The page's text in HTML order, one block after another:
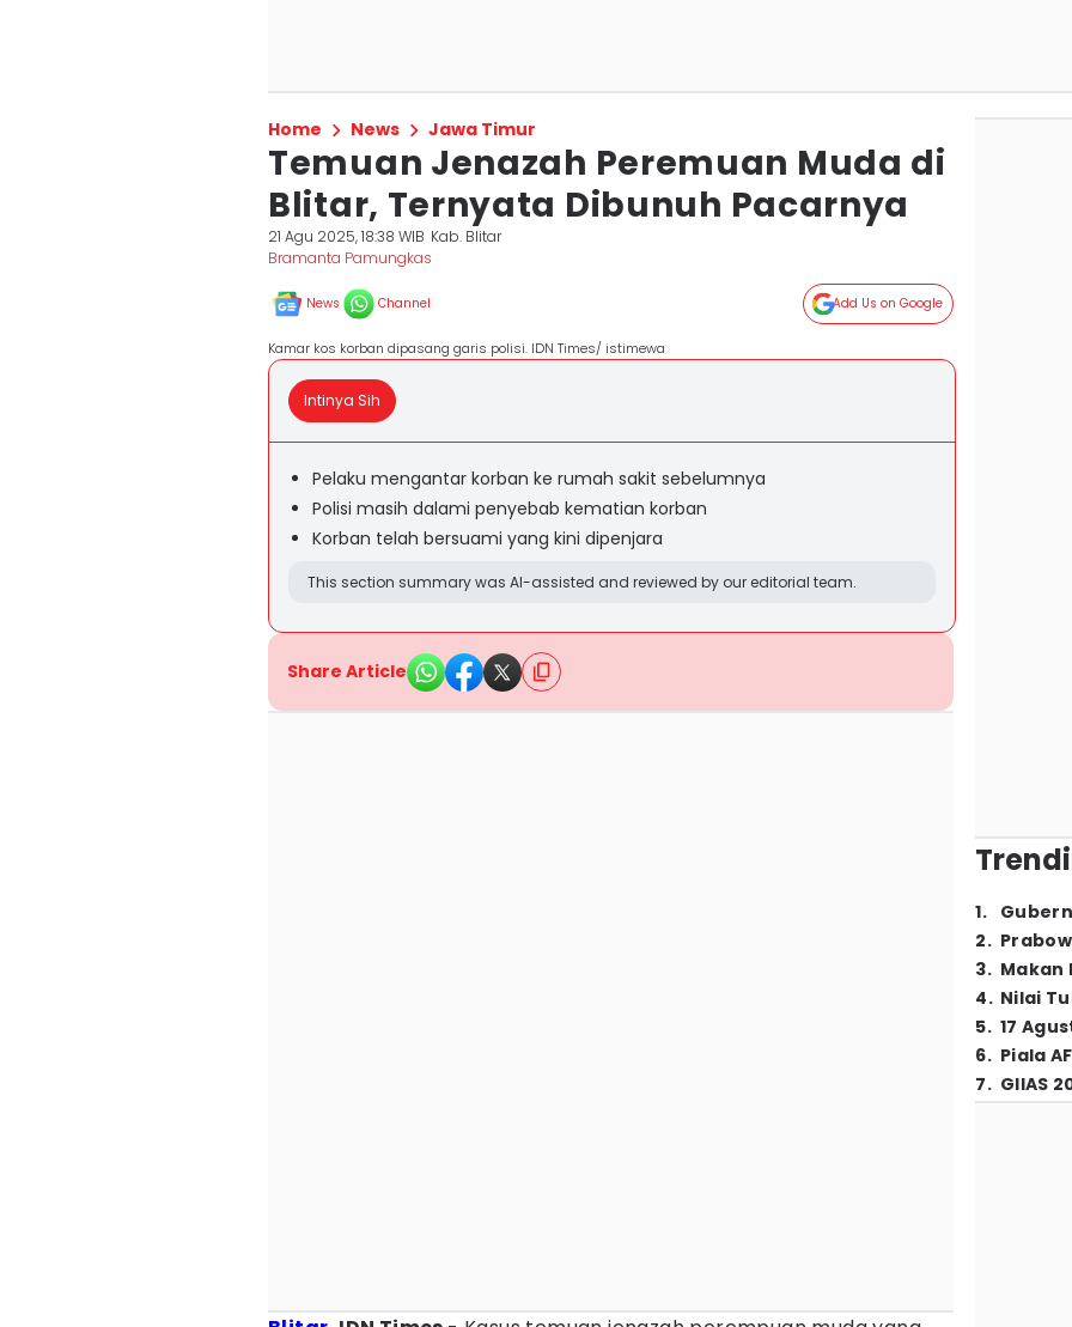
Home News Jawa Timur
Temuan Jenazah Peremuan Muda di
Blitar, Ternyata Dibunuh Pacarnya
21 Agu 2025, 18:38 WIB Kab. Blitar
Bramanta Pamungkas
News Channel Add Us on Google
Kamar kos korban dipasang garis polisi. IDN Times/ istimewa
Intinya Sih
Pelaku mengantar korban ke rumah sakit sebelumnya
Polisi masih dalami penyebab kematian korban
Korban telah bersuami yang kini dipenjara
This section summary was AI-assisted and reviewed by our editorial team.
Share Article
1.
2.
3. Makan
4. Nilai
5. 17
6. Piala
7. GIIAS